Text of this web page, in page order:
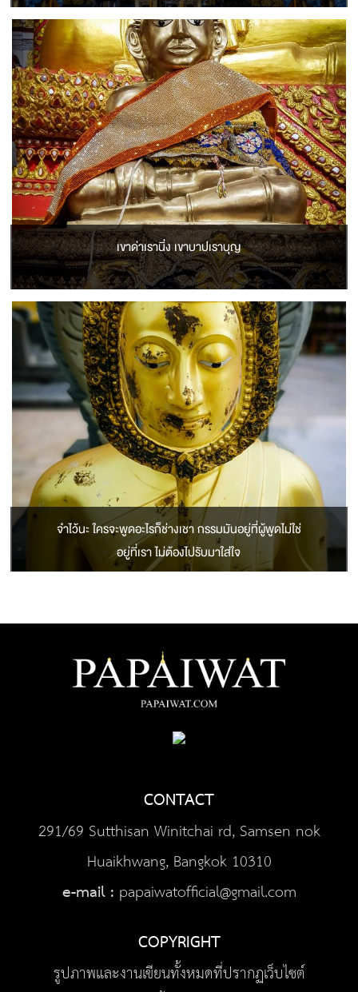
เขาด่าเรานิ่ง เขาบาปเราบุญ
จำไว้นะ ใครจะพูดอะไรก็ช่างเชา กรรมมันอยู่ที่ผู้พูดไม่ใช่
อยู่ที่เรา ไม่ต้องไปรับมาใส่ใจ
CONTACT
291/69 Sutthisan Winitchai rd, Samsen nok
Huaikhwang, Bangkok 10310
e-mail : papaiwatofficial@gmail.com
COPYRIGHT
รูปภาพและงานเขียนทั้งหมดที่ปรากฏเว็บไซต์